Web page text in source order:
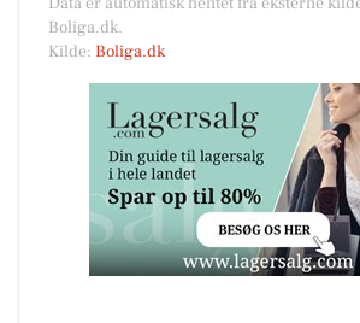
Boliga.dk.
Kilde: Boliga.dk